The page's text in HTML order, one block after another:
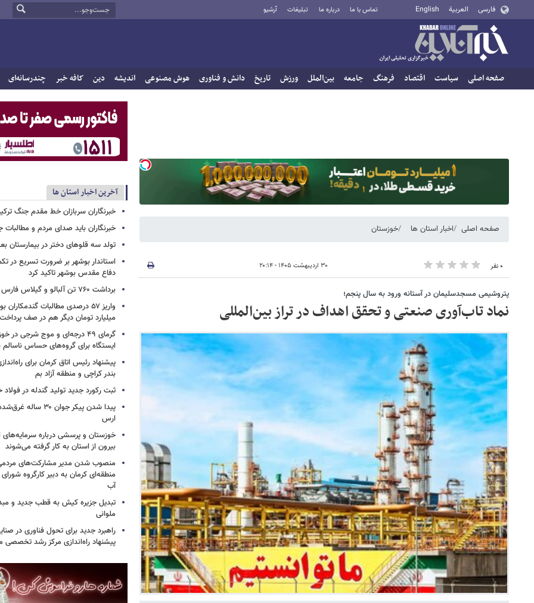
فارسی العربية English تماس با ما درباره ما تبلیغات آرشیو
صفحه اصلی سیاست اقتصاد فرهنگ جامعه بین‌الملل ورزش تاریخ دانش و فناوری هوش مصنوعی اندیشه دین کافه خبر چندرسانه‌ای
صفحه اصلی اخبار استان ها خوزستان
۰ نفر ۳۰ اردیبهشت ۱۴۰۵ - ۲۰:۱۴
پتروشیمی مسجدسلیمان در آستانه ورود به سال پنجم؛
نماد تاب‌آوری صنعتی و تحقق اهداف در تراز بین‌المللی
آخرین اخبار استان ها
خبرنگاران سربازان خط مقدم جنگ
خبرنگاران باید صدای مردم و مطالبات
تولد سه قلوهای دختر در بیمارستان
استاندار بوشهر بر ضرورت تسریع در
دفاع مقدس بوشهر تاکید کرد
برداشت ۷۶۰ تن آلبالو و گیلاس فارس
میلیارد تومان دیگر هم در صف
ایستگاه برای گروه‌های حساس
پیشنهاد رئیس اتاق کرمان برای
بندر کراچی و منطقه آزاد بم
ثبت رکورد جدید تولید گندله در
پیدا شدن پیکر جوان ۳۰
ارس
خوزستان و پرسشی درباره سرمایه‌های
بیرون از استان به کار گرفته می‌شوند
منصوب شدن مدیر مشارکت‌های
منطقه‌ای کرمان به دبیر کارگروه
آب
تبدیل جزیره کیش به قطب جدید و
ملوانی
راهبرد جدید برای تحول فناوری در
پیشنهاد راه‌اندازی مرکز رشد